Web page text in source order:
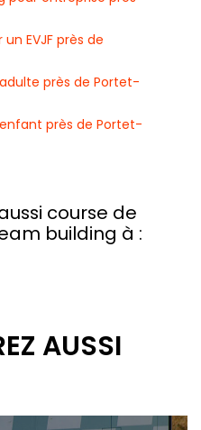
EVJF près de
près de Portet-
près de Portet-
course de
building à :
AUSSI